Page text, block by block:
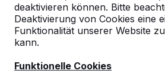
deaktivieren können. Bitte
Deaktivierung von Cookies eine
Funktionalität unserer Website
kann.
Funktionelle Cookies
Geen reviews gevonden voor
locatie.